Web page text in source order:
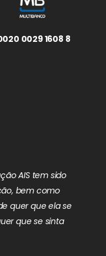
0029 1608 8
AIS tem sido
bem como
quer que ela se
que se sinta